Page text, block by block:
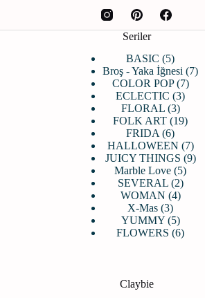
Seriler
BASIC
55
ürün
Broş - Yaka İğnesi 77
COLOR POP 77
ürün
ECLECTIC 33
FLORAL 33
ürün
FOLK ART 1919
FRIDA 66
ürün
HALLOWEEN 77
ürün
JUICY THINGS 99
Marble Love 55
ürün
SEVERAL 22
ürün
WOMAN 44
X-Mas 33
ürün
YUMMY 55
ürün
FLOWERS 66
Claybie